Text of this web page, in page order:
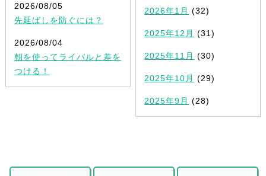
2026/08/05
先延ばしを防ぐには？
2026/08/04
朝を使ってライバルと差を
つける！
2026年1月 (32)
2025年12月 (31)
2025年11月 (30)
2025年10月 (29)
2025年9月 (28)